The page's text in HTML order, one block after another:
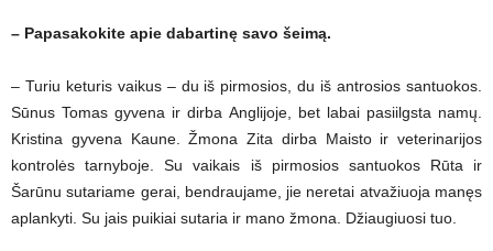
– Papasakokite apie dabartinę savo šeimą.
– Turiu keturis vaikus – du iš pirmosios, du iš antrosios santuokos.
Sūnus Tomas gyvena ir dirba Anglijoje, bet labai pasiilgsta namų.
Kristina gyvena Kaune. Žmona Zita dirba Maisto ir veterinarijos
kontrolės tarnyboje. Su vaikais iš pirmosios santuokos Rūta ir
Šarūnu sutariame gerai, bendraujame, jie neretai atvažiuoja manęs
aplankyti. Su jais puikiai sutaria ir mano žmona. Džiaugiuosi tuo.